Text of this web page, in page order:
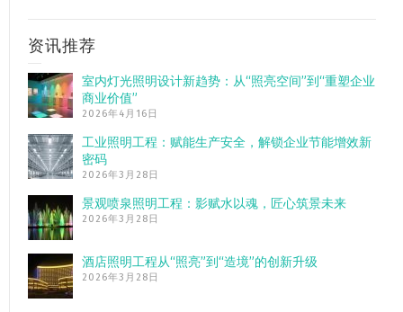
资讯推荐
室内灯光照明设计新趋势：从“照亮空间”到“重塑企业
商业价值”
2026年4月16日
工业照明工程：赋能生产安全，解锁企业节能增效新
密码
2026年3月28日
景观喷泉照明工程：影赋水以魂，匠心筑景未来
2026年3月28日
酒店照明工程从“照亮”到“造境”的创新升级
2026年3月28日